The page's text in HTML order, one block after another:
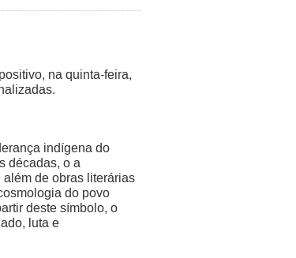
na quinta-feira,
indígena do
décadas, o a
de obras literárias
do povo
deste símbolo, o
luta e